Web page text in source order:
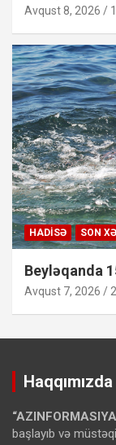
Avqust 8, 2026 /
HADISƏ SON
Beyləqanda
Avqust 7, 2026 /
Haqqımızda
başlayıb və